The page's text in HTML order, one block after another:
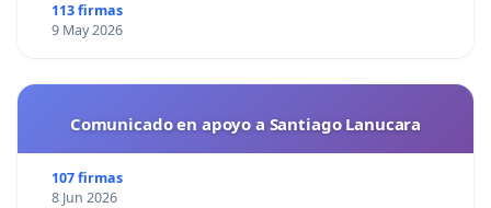
113 firmas
9 May 2026
Comunicado en apoyo a Santiago Lanucara
107 firmas
8 Jun 2026